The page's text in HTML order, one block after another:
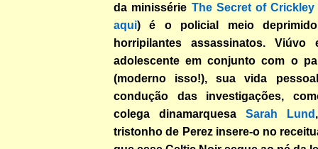
da minissérie The Secret of Crickley
aqui) é o policial meio
horripilantes assassinatos.
adolescente em conjunto com o
(moderno isso!), sua vida
condução das investigações,
colega dinamarquesa Sarah Lund
tristonho de Perez insere-o no